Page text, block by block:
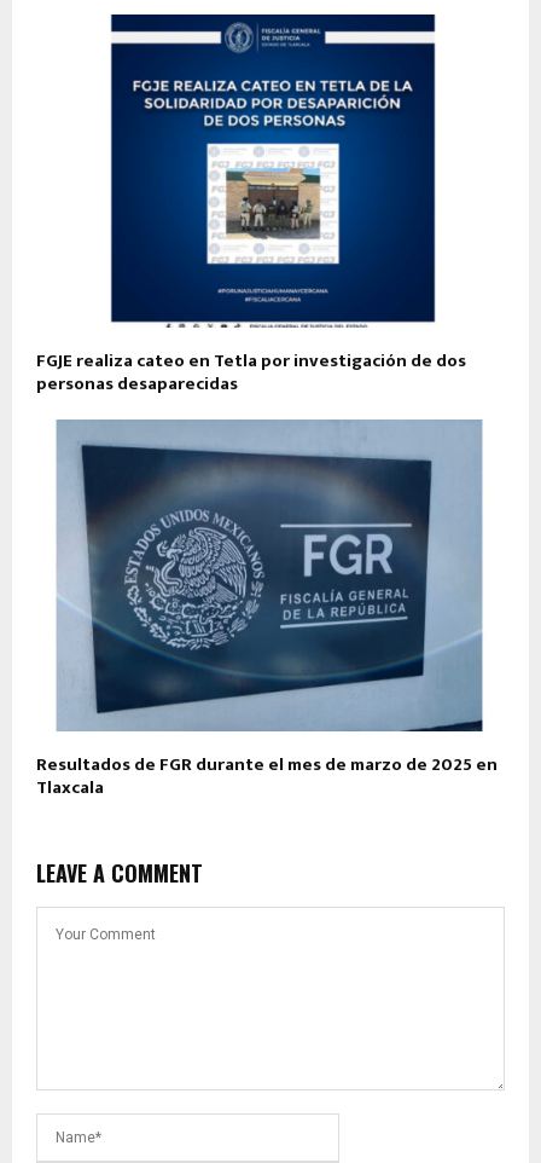
FGJE realiza cateo en Tetla por investigación de dos
personas desaparecidas
Resultados de FGR durante el mes de marzo de 2025 en
Tlaxcala
LEAVE A COMMENT